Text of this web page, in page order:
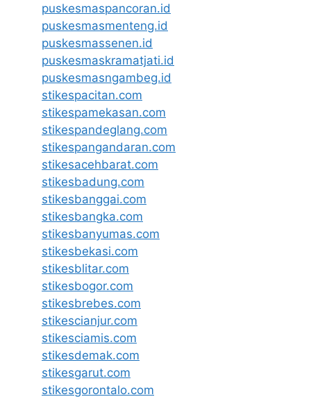
puskesmaspancoran.id
puskesmasmenteng.id
puskesmassenen.id
puskesmaskramatjati.id
puskesmasngambeg.id
stikespacitan.com
stikespamekasan.com
stikespandeglang.com
stikespangandaran.com
stikesacehbarat.com
stikesbadung.com
stikesbanggai.com
stikesbangka.com
stikesbanyumas.com
stikesbekasi.com
stikesblitar.com
stikesbogor.com
stikesbrebes.com
stikescianjur.com
stikesciamis.com
stikesdemak.com
stikesgarut.com
stikesgorontalo.com